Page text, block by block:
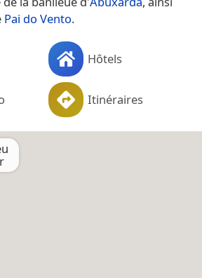
Pai do Vento.
Hôtels
Itinéraires